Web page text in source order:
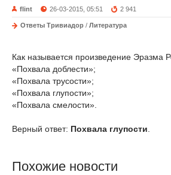
flint 26-03-2015, 05:51 2 941
Ответы Тривиадор / Литература
Как называется произведение Эразма
«Похвала доблести»;
«Похвала трусости»;
«Похвала глупости»;
«Похвала смелости».
Верный ответ: Похвала глупости
Похожие новости